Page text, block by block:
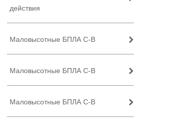
действия
Маловысотные БПЛА C-B
Маловысотные БПЛА C-B
Маловысотные БПЛА C-B